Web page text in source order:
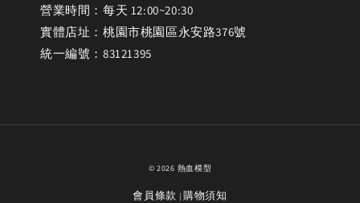
營業時間：每天 12:00~20:30
實體店址：桃園市桃園區永安路376號
統一編號：83121395
© 2026 熱血模型
會員條款 |購物須知